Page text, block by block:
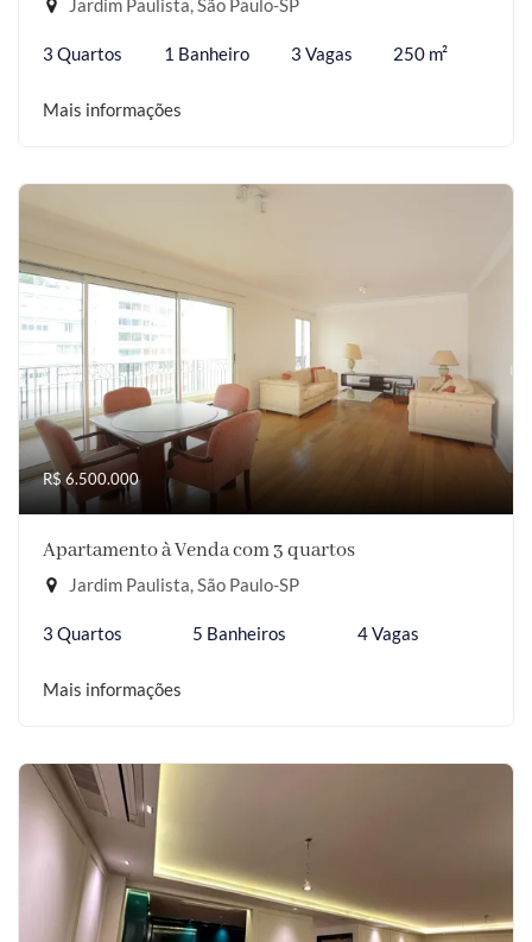
Jardim Paulista, São Paulo-SP
3 Quartos 1 Banheiro 3 Vagas 250 m²
Mais informações
R$ 6.500.000
Apartamento à Venda com 3 quartos
Jardim Paulista, São Paulo-SP
3 Quartos 5 Banheiros 4 Vagas
Mais informações